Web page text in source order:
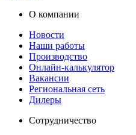
О компании
Новости
Наши работы
Производство
Онлайн-калькулятор
Вакансии
Региональная сеть
Дилеры
Сотрудничество